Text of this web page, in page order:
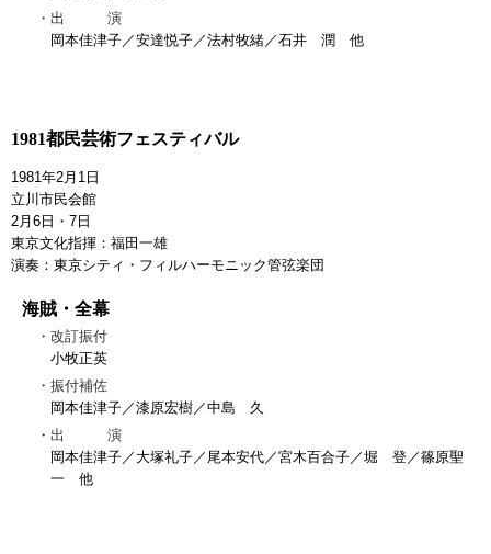
出 演
岡本佳津子／安達悦子／法村牧緒／石井 潤 他
1981都民芸術フェスティバル
1981年2月1日
立川市民会館
2月6日・7日
東京文化指揮：福田一雄
演奏：東京シティ・フィルハーモニック管弦楽団
海賊・全幕
改訂振付
小牧正英
振付補佐
岡本佳津子／漆原宏樹／中島 久
出 演
岡本佳津子／大塚礼子／尾本安代／宮木百合子／堀 登／篠原聖
一 他